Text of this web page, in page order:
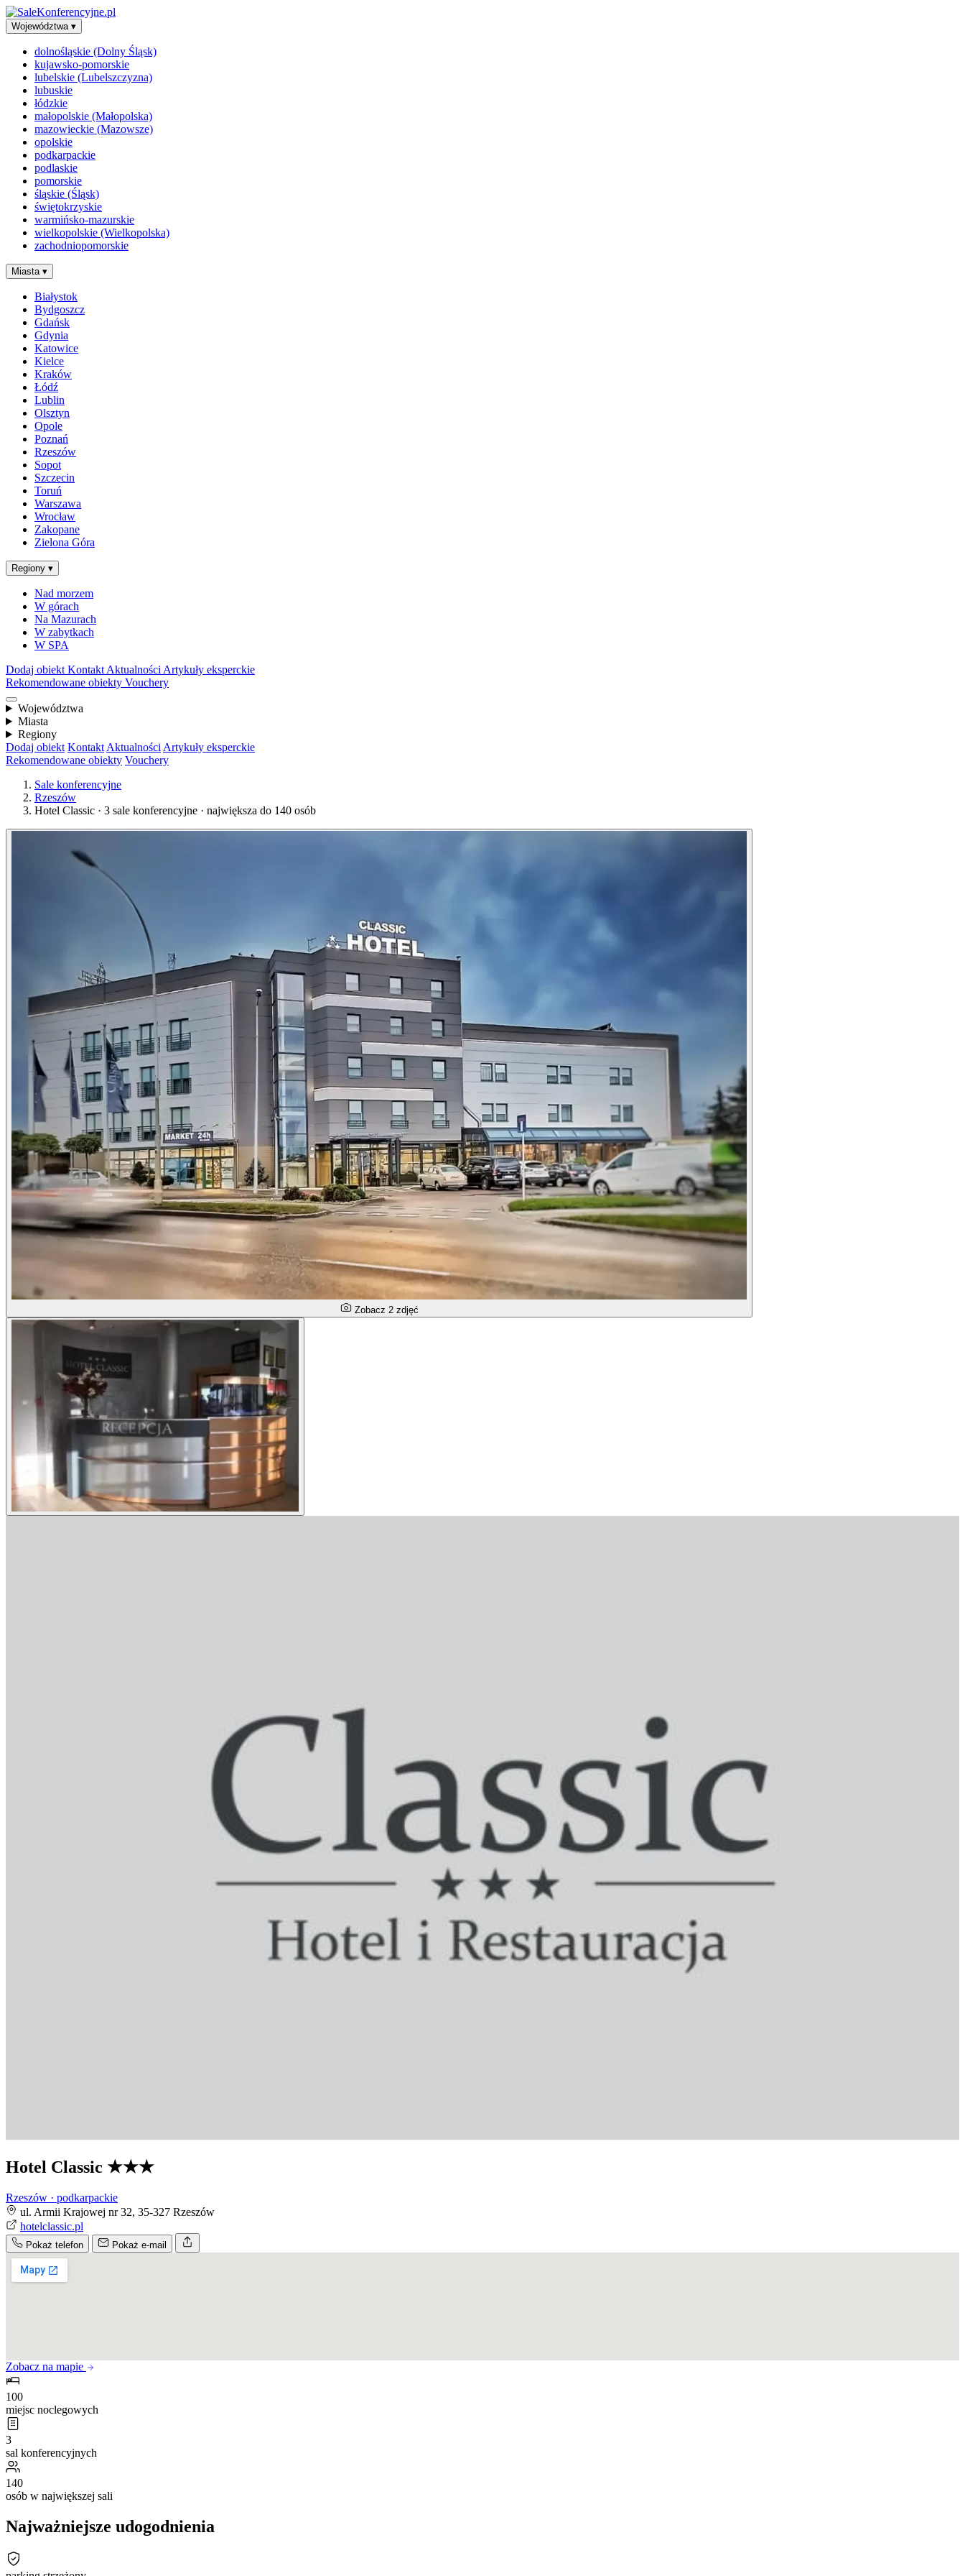
Województwa ▾
dolnośląskie (Dolny Śląsk)
kujawsko-pomorskie
lubelskie (Lubelszczyzna)
lubuskie
łódzkie
małopolskie (Małopolska)
mazowieckie (Mazowsze)
opolskie
podkarpackie
podlaskie
pomorskie
śląskie (Śląsk)
świętokrzyskie
warmińsko-mazurskie
wielkopolskie (Wielkopolska)
zachodniopomorskie
Miasta ▾
Białystok
Bydgoszcz
Gdańsk
Gdynia
Katowice
Kielce
Kraków
Łódź
Lublin
Olsztyn
Opole
Poznań
Rzeszów
Sopot
Szczecin
Toruń
Warszawa
Wrocław
Zakopane
Zielona Góra
Regiony ▾
Nad morzem
W górach
Na Mazurach
W zabytkach
W SPA
Dodaj obiekt Kontakt Aktualności Artykuły eksperckie
Rekomendowane obiekty Vouchery
Województwa
Miasta
Regiony
Dodaj obiekt Kontakt Aktualności Artykuły eksperckie
Rekomendowane obiekty Vouchery
Sale konferencyjne
Rzeszów
Hotel Classic · 3 sale konferencyjne · największa do 140 osób
Zobacz 2 zdjęć
Hotel Classic ★★★
Rzeszów · podkarpackie
ul. Armii Krajowej nr 32, 35-327 Rzeszów
hotelclassic.pl
Pokaż telefon Pokaż e-mail
Zobacz na mapie
100
miejsc noclegowych
3
sal konferencyjnych
140
osób w największej sali
Najważniejsze udogodnienia